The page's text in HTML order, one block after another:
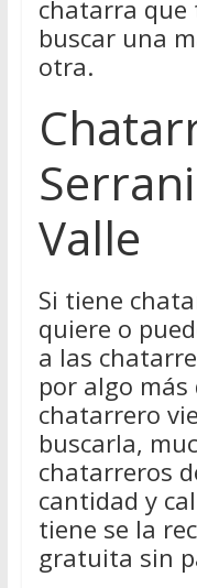
chatarra que
buscar una
otra.
Valle
Si tiene
quiere o
a las
por algo más
chatarrero
buscarla,
chatarreros
cantidad y
tiene se la
gratuita sin